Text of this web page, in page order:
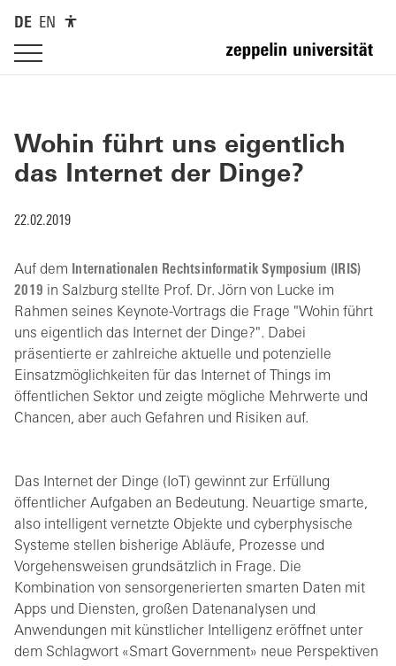
DE EN
Wohin führt uns eigentlich
das Internet der Dinge?
22.02.2019
Auf dem Internationalen Rechtsinformatik Symposium (IRIS)
2019 in Salzburg stellte Prof. Dr. Jörn von Lucke im
Rahmen seines Keynote-Vortrags die Frage "Wohin führt
uns eigentlich das Internet der Dinge?". Dabei
präsentierte er zahlreiche aktuelle und potenzielle
Einsatzmöglichkeiten für das Internet of Things im
öffentlichen Sektor und zeigte mögliche Mehrwerte und
Chancen, aber auch Gefahren und Risiken auf.
Das Internet der Dinge (IoT) gewinnt zur Erfüllung
öffentlicher Aufgaben an Bedeutung. Neuartige smarte,
also intelligent vernetzte Objekte und cyberphysische
Systeme stellen bisherige Abläufe, Prozesse und
Vorgehensweisen grundsätzlich in Frage. Die
Kombination von sensorgenerierten smarten Daten mit
Apps und Diensten, großen Datenanalysen und
Anwendungen mit künstlicher Intelligenz eröffnet unter
dem Schlagwort «Smart Government» neue Perspektiven